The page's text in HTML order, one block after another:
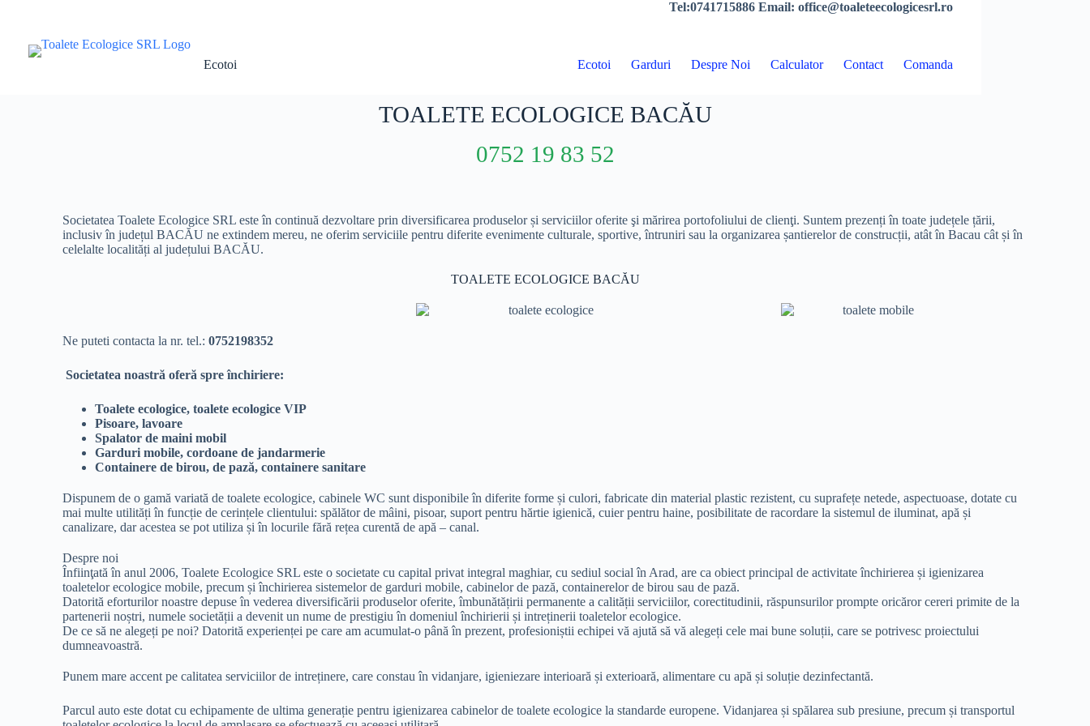
Tel:0741715886 Email: office@toaleteecologicesrl.ro
Ecotoi Ecotoi Garduri Despre Noi Calculator Contact Comanda
TOALETE ECOLOGICE BACĂU
0752 19 83 52
Societatea Toalete Ecologice SRL este în continuă dezvoltare prin diversificarea produselor și serviciilor oferite şi mărirea portofoliului de clienţi. Suntem prezenți în toate județele țării,
inclusiv în județul BACĂU ne extindem mereu, ne oferim serviciile pentru diferite evenimente culturale, sportive, întruniri sau la organizarea șantierelor de construcții, atât în Bacau cât și în
celelalte localități al județului BACĂU.
TOALETE ECOLOGICE BACĂU
Ne puteti contacta la nr. tel.:0752198352
Societatea noastră oferă spre închiriere:
Toalete ecologice, toalete ecologice VIP
Pisoare, lavoare
Spalator de maini mobil
Garduri mobile, cordoane de jandarmerie
Containere de birou, de pază, containere sanitare
Dispunem de o gamă variată de toalete ecologice, cabinele WC sunt disponibile în diferite forme și culori, fabricate din material plastic rezistent, cu suprafețe netede, aspectuoase, dotate cu
mai multe utilități în funcție de cerințele clientului: spălător de mâini, pisoar, suport pentru hărtie igienică, cuier pentru haine, posibilitate de racordare la sistemul de iluminat, apă și
canalizare, dar acestea se pot utiliza și în locurile fără rețea curentă de apă – canal.
Despre noi
Înfiinţată în anul 2006, Toalete Ecologice SRL este o societate cu capital privat integral maghiar, cu sediul social în Arad, are ca obiect principal de activitate închirierea și igienizarea
toaletelor ecologice mobile, precum și închirierea sistemelor de garduri mobile, cabinelor de pază, containerelor de birou sau de pază.
Datorită eforturilor noastre depuse în vederea diversificării produselor oferite, îmbunătățirii permanente a calității serviciilor, corectitudinii, răspunsurilor prompte oricăror cereri primite de la
partenerii noștri, numele societății a devenit un nume de prestigiu în domeniul închirierii și intreținerii toaletelor ecologice.
De ce să ne alegeți pe noi? Datorită experienței pe care am acumulat-o până în prezent, profesioniștii echipei vă ajută să vă alegeți cele mai bune soluții, care se potrivesc proiectului
dumneavoastră.
Punem mare accent pe calitatea serviciilor de intreținere, care constau în vidanjare, igieniezare interioară și exterioară, alimentare cu apă și soluție dezinfectantă.
Parcul auto este dotat cu echipamente de ultima generație pentru igienizarea cabinelor de toalete ecologice la standarde europene. Vidanjarea și spălarea sub presiune, precum și transportul